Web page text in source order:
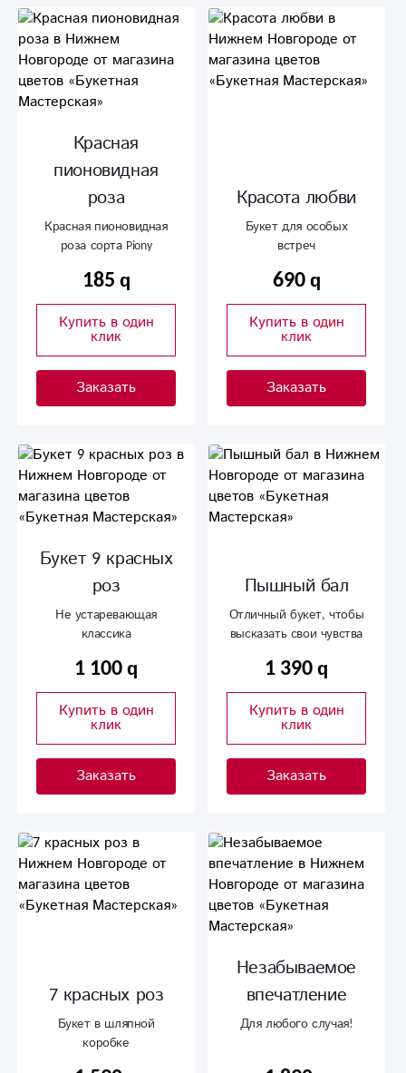
Красная
пионовидная
роза
Красная пионовидная
роза сорта Piony
185
Купить в один
клик
Заказать
Красота любви
Букет для особых
встреч
690
Купить в один
клик
Заказать
Букет 9 красных
роз
Не устаревающая
классика
1 100
Купить в один
клик
Заказать
Пышный бал
Отличный букет, чтобы
высказать свои чувства
1 390
Купить в один
клик
Заказать
7 красных роз
Букет в шляпной
коробке
Незабываемое
впечатление
Для любого случая!